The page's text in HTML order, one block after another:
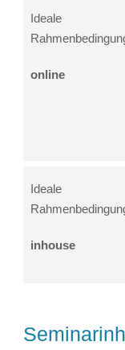
Ideale
online
Ideale
inhouse